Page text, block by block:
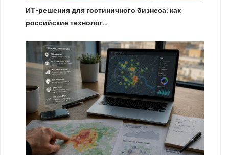
ИТ-решения для гостиничного бизнеса: как
российские технолог…